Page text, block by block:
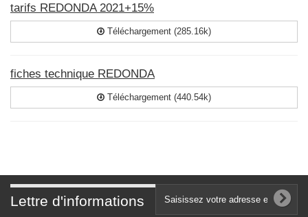
tarifs REDONDA 2021+15%
Téléchargement (285.16k)
fiches technique REDONDA
Téléchargement (440.54k)
Lettre d'informations